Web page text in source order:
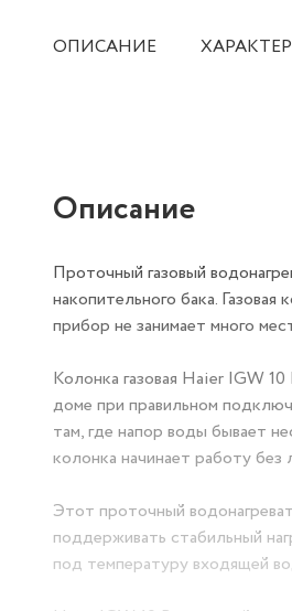
ОПИСАНИЕ
Описание
Проточный газовый
накопительного бака.
прибор не занимает много
Колонка газовая Haier IGW
доме при правильном
там, где напор воды бывает
колонка начинает работу без
Этот проточный
поддерживать стабильный
под температуру входящей